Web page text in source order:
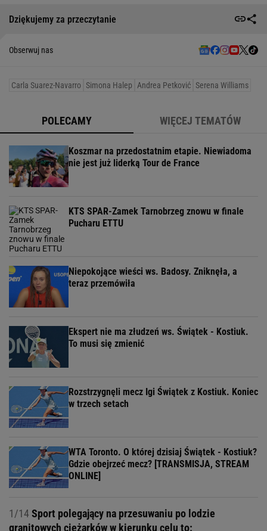
Dziękujemy za przeczytanie
Obserwuj nas
Carla Suarez-Navarro Simona Halep Andrea Petković Serena Williams
POLECAMY WIĘCEJ TEMATÓW
Koszmar na przedostatnim etapie. Niewiadoma
nie jest już liderką Tour de France
KTS SPAR-Zamek Tarnobrzeg znowu w finale
Pucharu ETTU
Niepokojące wieści ws. Badosy. Zniknęła, a
teraz przemówiła
Ekspert nie ma złudzeń ws. Świątek - Kostiuk.
To musi się zmienić
Rozstrzygnęli mecz Igi Świątek z Kostiuk. Koniec
w trzech setach
WTA Toronto. O której dzisiaj Świątek - Kostiuk?
Gdzie obejrzeć mecz? [TRANSMISJA, STREAM
ONLINE]
1/14Sport polegający na przesuwaniu po lodzie
granitowych ciężarków w kierunku celu to: